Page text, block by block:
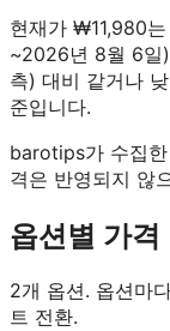
현재가 ₩11,980
~2026년 8월 6일
측) 대비 같거나
준입니다.
barotips가 수집
격은 반영되지 않
옵션별 가격
2개 옵션. 옵션마
트 전환.